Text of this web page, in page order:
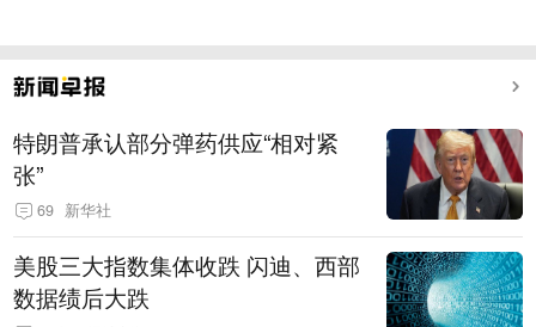
特朗普承认部分弹药供应“相对紧
张”
69 新华社
美股三大指数集体收跌 闪迪、西部
数据绩后大跌